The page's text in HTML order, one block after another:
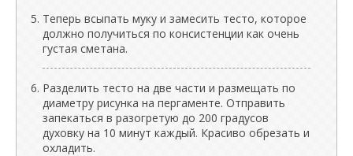
Теперь всыпать муку и замесить тесто, которое
должно получиться по консистенции как очень
густая сметана.
Разделить тесто на две части и размещать по
диаметру рисунка на пергаменте. Отправить
запекаться в разогретую до 200 градусов
духовку на 10 минут каждый. Красиво обрезать и
охладить.